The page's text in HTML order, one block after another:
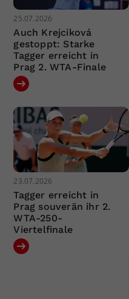
25.07.2026
Auch Krejciková
gestoppt: Starke
Tagger erreicht in
Prag 2. WTA-Finale
23.07.2026
Tagger erreicht in
Prag souverän ihr 2.
WTA-250-
Viertelfinale